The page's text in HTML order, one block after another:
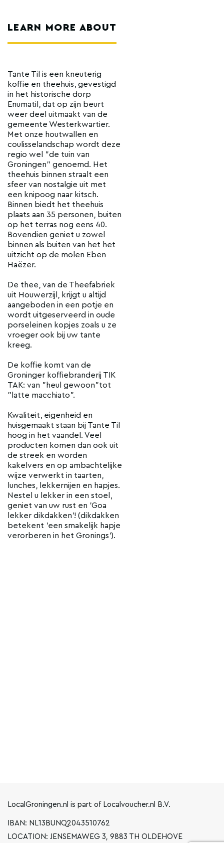
LEARN MORE ABOUT
Tante Til is een kneuterig
koffie en theehuis, gevestigd
in het historische dorp
Enumatil, dat op zijn beurt
weer deel uitmaakt van de
gemeente Westerkwartier.
Met onze houtwallen en
coulisselandschap wordt deze
regio wel "de tuin van
Groningen" genoemd. Het
theehuis binnen straalt een
sfeer van nostalgie uit met
een knipoog naar kitsch.
Binnen biedt het theehuis
plaats aan 35 personen, buiten
op het terras nog eens 40.
Bovendien geniet u zowel
binnen als buiten van het het
uitzicht op de molen Eben
Haëzer.
De thee, van de Theefabriek
uit Houwerzijl, krijgt u altijd
aangeboden in een potje en
wordt uitgeserveerd in oude
porseleinen kopjes zoals u ze
vroeger ook bij uw tante
kreeg.
De koffie komt van de
Groninger koffiebranderij TIK
TAK: van "heul gewoon"tot
"latte macchiato".
Kwaliteit, eigenheid en
huisgemaakt staan bij Tante Til
hoog in het vaandel. Veel
producten komen dan ook uit
de streek en worden
kakelvers en op ambachtelijke
wijze verwerkt in taarten,
lunches, lekkernijen en hapjes.
Nestel u lekker in een stoel,
geniet van uw rust en 'Goa
lekker dikdakken'! (dikdakken
betekent 'een smakelijk hapje
verorberen in het Gronings').
LocalGroningen.nl is part of Localvoucher.nl B.V.
IBAN: NL13BUNQ2043510762
LOCATION: JENSEMAWEG 3, 9883 TH OLDEHOVE